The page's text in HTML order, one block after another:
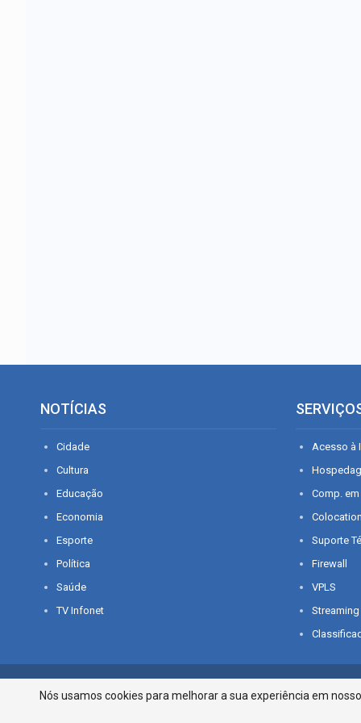
NOTÍCIAS
Cidade
Cultura
Educação
Economia
Esporte
Política
Saúde
TV Infonet
Acesso à
Comp.
Suporte
Firewall
VPLS
Streaming
© 2026 - O que é notícia em Sergipe. Todos os direitos reservados.
Nós usamos cookies para melhorar a sua experiência em